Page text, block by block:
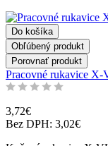
Do košíka
Obľúbený produkt
Porovnať produkt
Pracovné rukavice
3,72€
Bez DPH: 3,02€